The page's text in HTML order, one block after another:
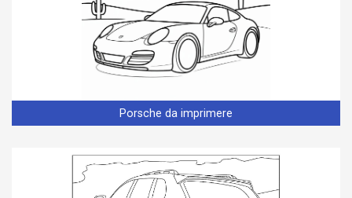
Porsche da imprimere